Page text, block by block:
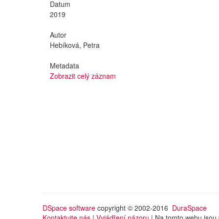
Datum
2019
Autor
Hebíková, Petra
Metadata
Zobrazit celý záznam
DSpace software copyright © 2002-2016 DuraSpace